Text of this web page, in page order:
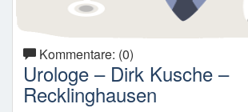
Kommentare: (0)
Urologe – Dirk Kusche –
Recklinghausen